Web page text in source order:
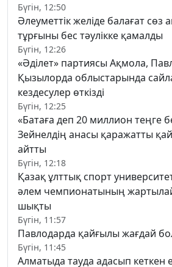
Бүгін, 12:50
Әлеуметтік желіде балағат сөз
тұрғыны бес тәулікке қамалды
Бүгін, 12:26
«Әділет» партиясы Ақмола,
Қызылорда облыстарында
кездесулер өткізді
Бүгін, 12:25
«Батаға деп 20 миллион теңге
Зейнелдің анасы қаражатты
айтты
Бүгін, 12:18
Қазақ ұлттық спорт
әлем чемпионатының
шықты
Бүгін, 11:57
Павлодарда қайғылы жағдай
Бүгін, 11:45
Алматыда тауда адасып кеткен